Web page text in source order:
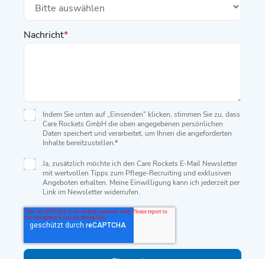
Nachricht*
Indem Sie unten auf „Einsenden" klicken, stimmen Sie zu, dass
Care Rockets GmbH die oben angegebenen persönlichen
Daten speichert und verarbeitet, um Ihnen die angeforderten
Inhalte bereitzustellen.*
Ja, zusätzlich möchte ich den Care Rockets E-Mail Newsletter
mit wertvollen Tipps zum Pflege-Recruiting und exklusiven
Angeboten erhalten. Meine Einwilligung kann ich jederzeit per
Link im Newsletter widerrufen.